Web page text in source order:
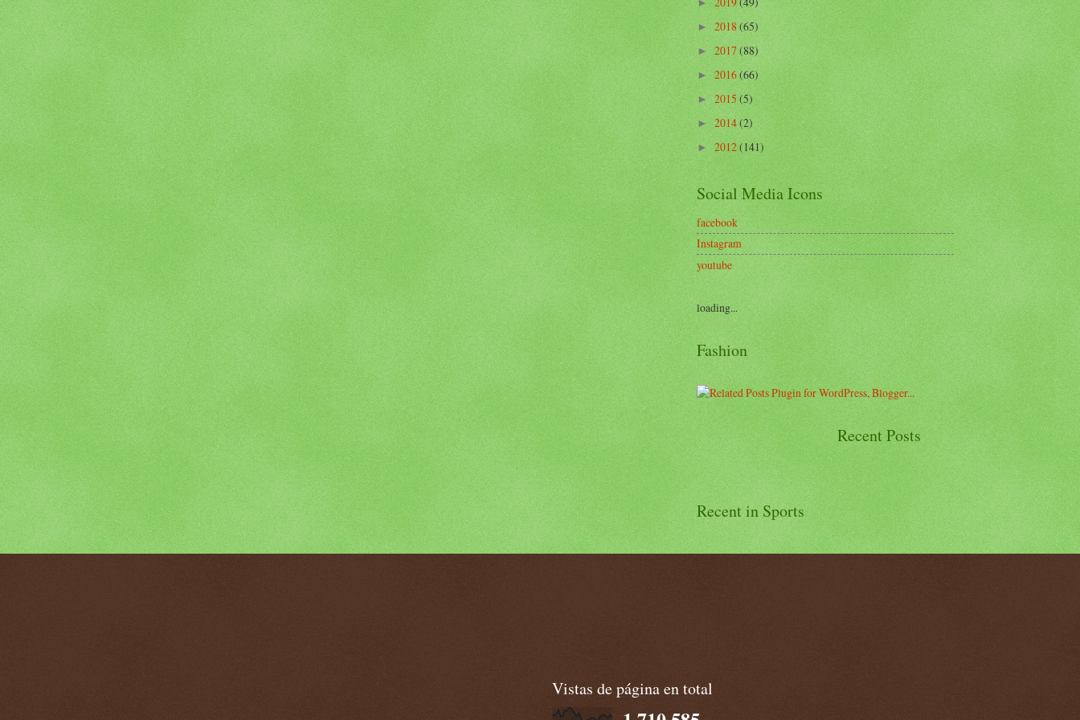
►
►2018(65)
►2017(88)
►2016(66)
►2015(5)
►2014(2)
►2012(141)
Social Media Icons
facebook
Instagram
youtube
loading...
Fashion
Recent in Sports
Recent Posts
Vistas de página en total